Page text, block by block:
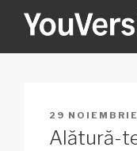
PUBLICAT
PE
29
Alătură-